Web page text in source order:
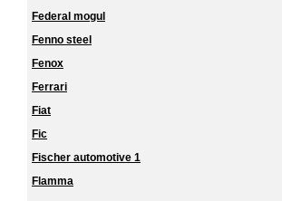
Federal mogul
Fenno steel
Fenox
Ferrari
Fiat
Fic
Fischer automotive 1
Flamma